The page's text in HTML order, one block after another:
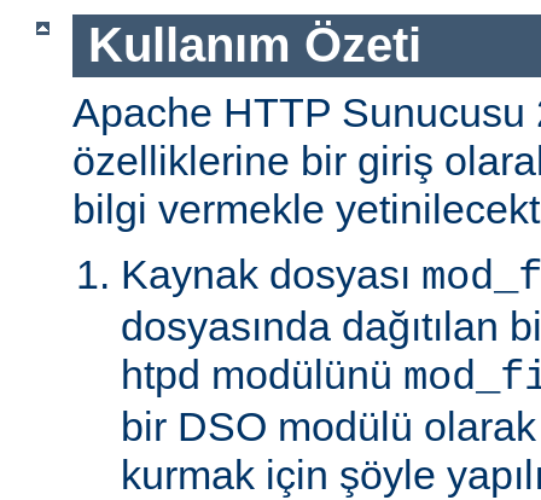
Kullanım Özeti
Apache HTTP Sunucusu
özelliklerine bir giriş
bilgi vermekle
Kaynak dosyası
dosyasında dağıtılan
htpd modülünü
bir DSO modülü
kurmak için şöyle